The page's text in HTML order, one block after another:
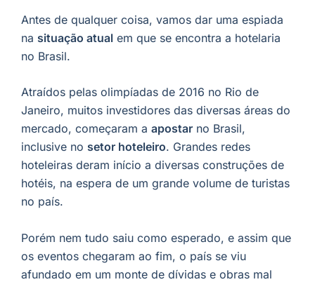
Antes de qualquer coisa, vamos dar uma espiada
na situação atual em que se encontra a hotelaria
no Brasil.
Atraídos pelas olimpíadas de 2016 no Rio de
Janeiro, muitos investidores das diversas áreas do
mercado, começaram a apostar no Brasil,
inclusive no setor hoteleiro. Grandes redes
hoteleiras deram início a diversas construções de
hotéis, na espera de um grande volume de turistas
no país.
Porém nem tudo saiu como esperado, e assim que
os eventos chegaram ao fim, o país se viu
afundado em um monte de dívidas e obras mal